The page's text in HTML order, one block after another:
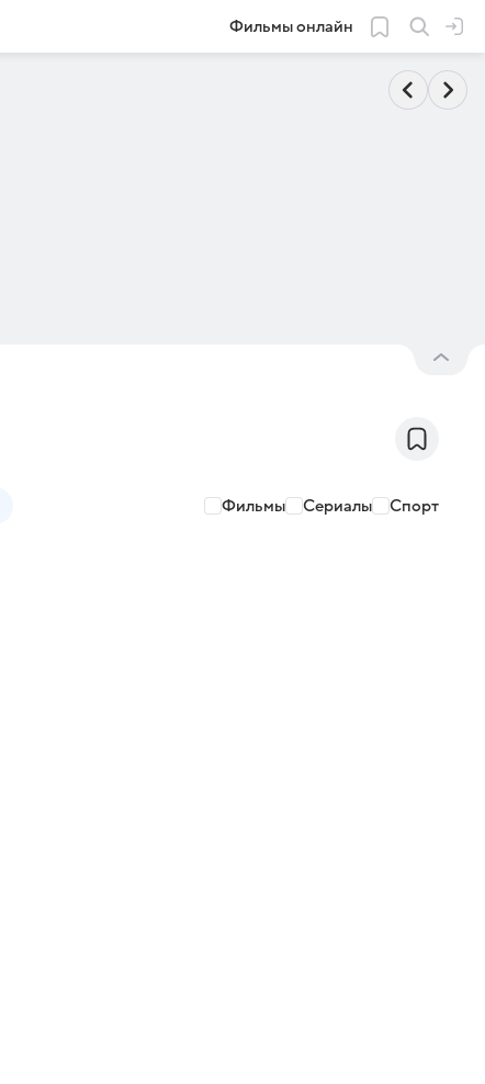
Фильмы онлайн
Фильмы Сериалы Спорт